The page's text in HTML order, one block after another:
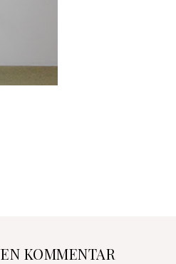
KOMMENTAR